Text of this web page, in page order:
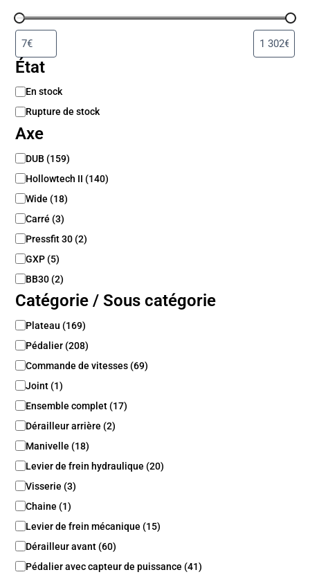
État
D
s
p
n
i
b
i
l
t
é
En stock
Rupture de stock
Axe
A
e
DUB (159)
Hollowtech II (140)
Wide (18)
Carré (3)
Pressfit 30 (2)
GXP (5)
BB30 (2)
Catégorie / Sous catégorie
C
t
é
g
o
r
i
e
/
S
u
s
a
t
é
g
Plateau (169)
Pédalier (208)
Commande de vitesses (69)
Joint (1)
Ensemble complet (17)
Dérailleur arrière (2)
Manivelle (18)
Levier de frein hydraulique (20)
Visserie (3)
Chaine (1)
Levier de frein mécanique (15)
Dérailleur avant (60)
Pédalier avec capteur de puissance (41)